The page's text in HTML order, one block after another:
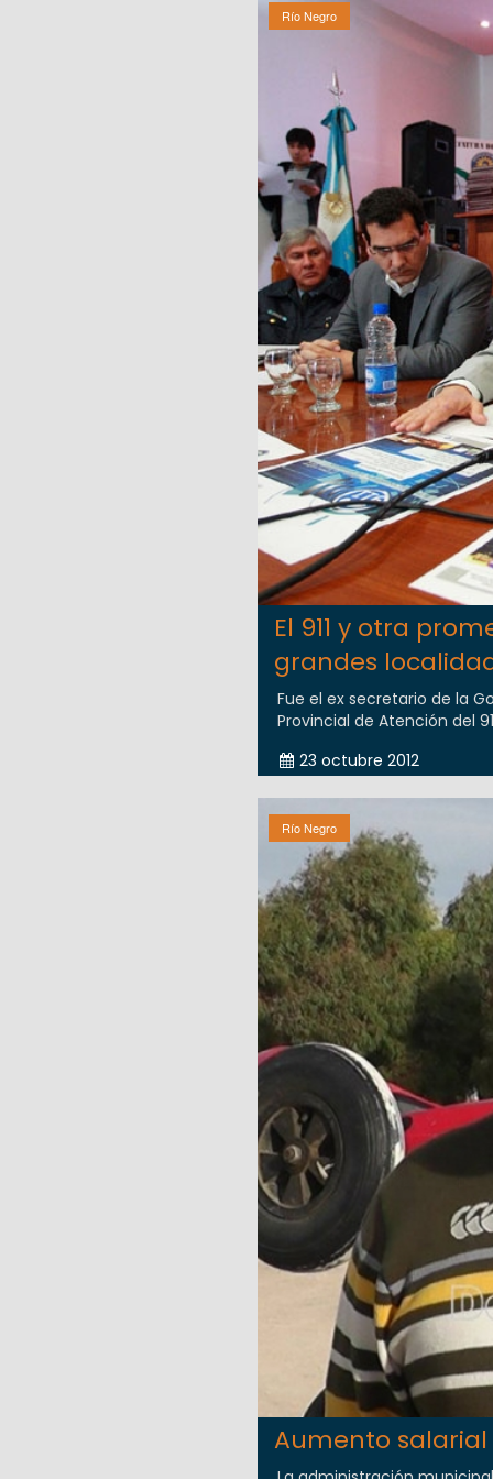
Río Negro
El 911 y otra
grandes
Fue el ex secretario de la
Provincial de Atención del
23 octubre 2012
Río Negro
Aumento